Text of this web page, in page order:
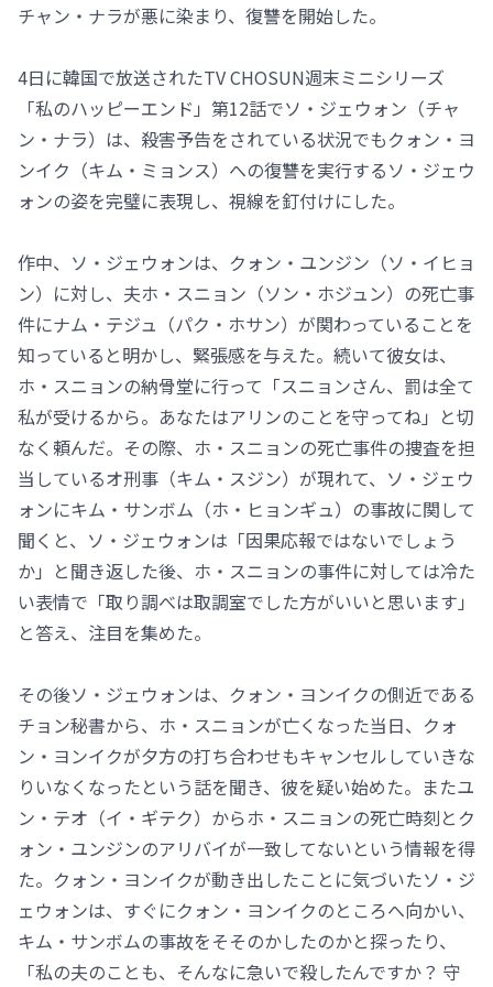
チャン・ナラが悪に染まり、復讐を開始した。
4日に韓国で放送されたTV CHOSUN週末ミニシリーズ
「私のハッピーエンド」第12話でソ・ジェウォン（チャ
ン・ナラ）は、殺害予告をされている状況でもクォン・ヨ
ンイク（キム・ミョンス）への復讐を実行するソ・ジェウ
ォンの姿を完璧に表現し、視線を釘付けにした。
作中、ソ・ジェウォンは、クォン・ユンジン（ソ・イヒョ
ン）に対し、夫ホ・スニョン（ソン・ホジュン）の死亡事
件にナム・テジュ（パク・ホサン）が関わっていることを
知っていると明かし、緊張感を与えた。続いて彼女は、
ホ・スニョンの納骨堂に行って「スニョンさん、罰は全て
私が受けるから。あなたはアリンのことを守ってね」と切
なく頼んだ。その際、ホ・スニョンの死亡事件の捜査を担
当しているオ刑事（キム・スジン）が現れて、ソ・ジェウ
ォンにキム・サンボム（ホ・ヒョンギュ）の事故に関して
聞くと、ソ・ジェウォンは「因果応報ではないでしょう
か」と聞き返した後、ホ・スニョンの事件に対しては冷た
い表情で「取り調べは取調室でした方がいいと思います」
と答え、注目を集めた。
その後ソ・ジェウォンは、クォン・ヨンイクの側近である
チョン秘書から、ホ・スニョンが亡くなった当日、クォ
ン・ヨンイクが夕方の打ち合わせもキャンセルしていきな
りいなくなったという話を聞き、彼を疑い始めた。またユ
ン・テオ（イ・ギテク）からホ・スニョンの死亡時刻とク
ォン・ユンジンのアリバイが一致してないという情報を得
た。クォン・ヨンイクが動き出したことに気づいたソ・ジ
ェウォンは、すぐにクォン・ヨンイクのところへ向かい、
キム・サンボムの事故をそそのかしたのかと探ったり、
「私の夫のことも、そんなに急いで殺したんですか？ 守